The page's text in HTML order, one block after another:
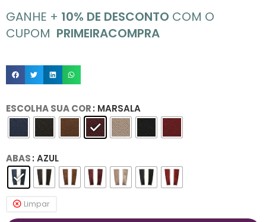
GANHE + 10% DE DESCONTO COM O
CUPOM PRIMEIRACOMPRA
ESCOLHA SUA COR: MARSALA
ABAS: AZUL
Limpar